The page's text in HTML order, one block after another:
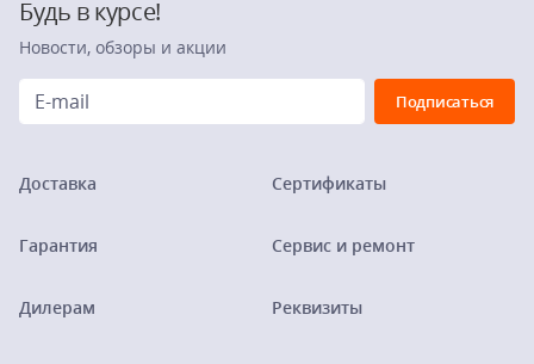
Будь в курсе!
Новости, обзоры и акции
Доставка
Гарантия
Дилерам
Сертификаты
Сервис и ремонт
Реквизиты